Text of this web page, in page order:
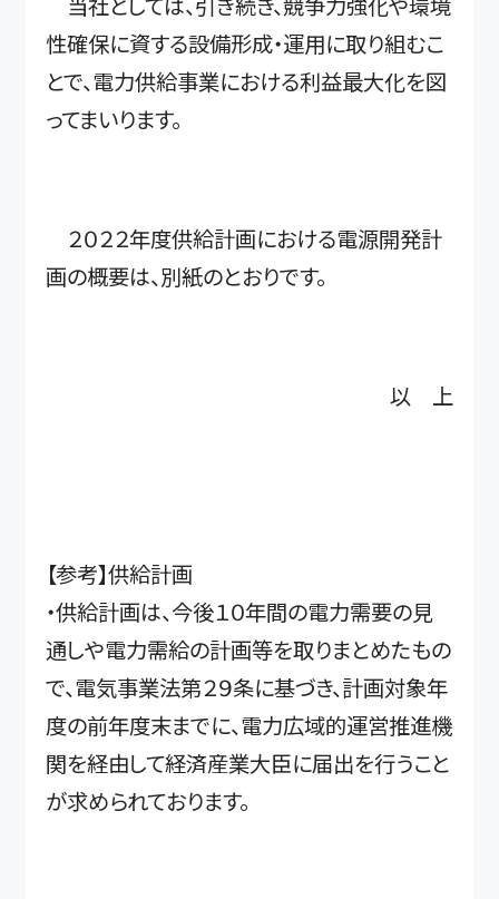
性確保に資する設備形成・運用に取り組むこ
とで、電力供給事業における利益最大化を図
ってまいります。
２０２２年度供給計画における電源開発計
画の概要は、別紙のとおりです。
以 上
【参考】供給計画
・供給計画は、今後１０年間の電力需要の見
通しや電力需給の計画等を取りまとめたもの
で、電気事業法第２９条に基づき、計画対象年
度の前年度末までに、電力広域的運営推進機
関を経由して経済産業大臣に届出を行うこと
が求められております。